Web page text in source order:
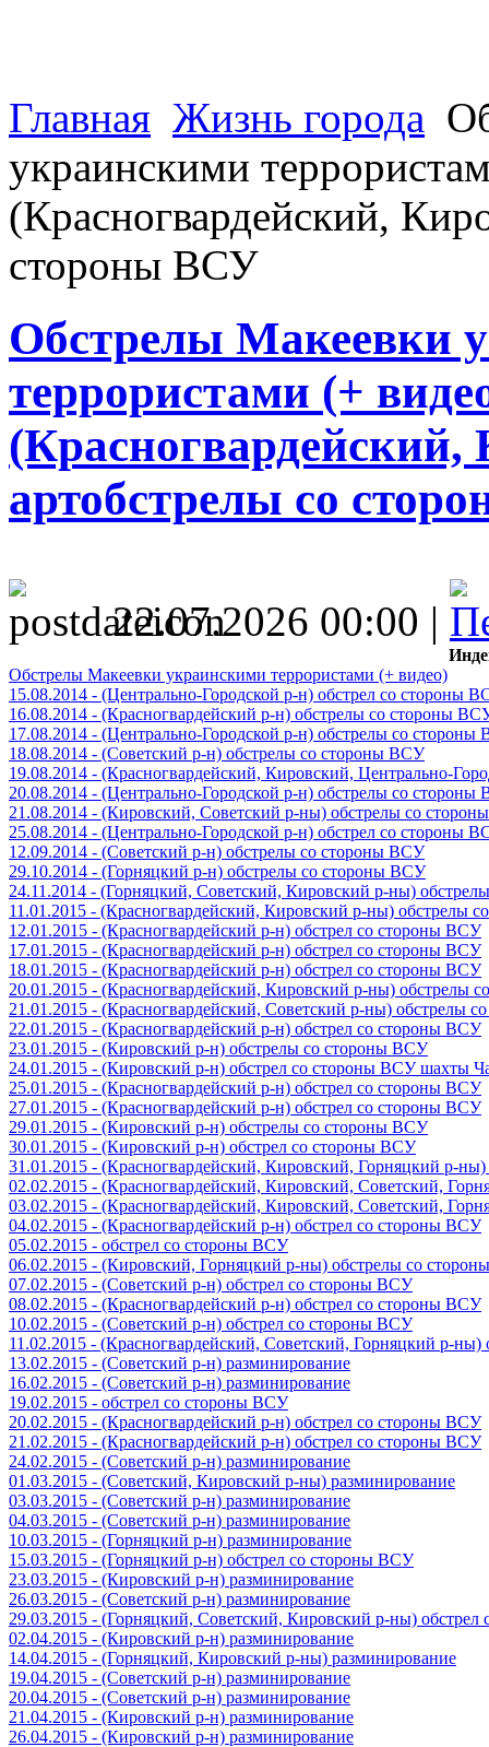
Главная Жизнь города
украинскими
(Красногвардейский,
стороны ВСУ
Обстрелы Макеевки
террористами (+
артобстрелы со
22.07.2026 00:00 |
Обстрелы Макеевки украинскими террористами (+ видео)
15.08.2014 - (Центрально-Городской р-н) обстрел со стороны
16.08.2014 - (Красногвардейский р-н) обстрелы со стороны
17.08.2014 - (Центрально-Городской р-н) обстрелы со стороны
18.08.2014 - (Советский р-н) обстрелы со стороны ВСУ
19.08.2014 - (Красногвардейский, Кировский, Центрально-
20.08.2014 - (Центрально-Городской р-н) обстрелы со стороны
21.08.2014 - (Кировский, Советский р-ны) обстрелы со
25.08.2014 - (Центрально-Городской р-н) обстрел со стороны
12.09.2014 - (Советский р-н) обстрелы со стороны ВСУ
29.10.2014 - (Горняцкий р-н) обстрелы со стороны ВСУ
24.11.2014 - (Горняцкий, Советский, Кировский р-ны)
11.01.2015 - (Красногвардейский, Кировский р-ны) обстрелы
12.01.2015 - (Красногвардейский р-н) обстрел со стороны ВСУ
17.01.2015 - (Красногвардейский р-н) обстрел со стороны ВСУ
18.01.2015 - (Красногвардейский р-н) обстрел со стороны ВСУ
20.01.2015 - (Красногвардейский, Кировский р-ны) обстрелы
21.01.2015 - (Красногвардейский, Советский р-ны) обстрелы
22.01.2015 - (Красногвардейский р-н) обстрел со стороны ВСУ
23.01.2015 - (Кировский р-н) обстрелы со стороны ВСУ
24.01.2015 - (Кировский р-н) обстрел со стороны ВСУ шахты
25.01.2015 - (Красногвардейский р-н) обстрел со стороны ВСУ
27.01.2015 - (Красногвардейский р-н) обстрел со стороны ВСУ
29.01.2015 - (Кировский р-н) обстрелы со стороны ВСУ
30.01.2015 - (Кировский р-н) обстрел со стороны ВСУ
31.01.2015 - (Красногвардейский, Кировский, Горняцкий р-
02.02.2015 - (Красногвардейский, Кировский, Советский,
03.02.2015 - (Красногвардейский, Кировский, Советский,
04.02.2015 - (Красногвардейский р-н) обстрел со стороны ВСУ
05.02.2015 - обстрел со стороны ВСУ
06.02.2015 - (Кировский, Горняцкий р-ны) обстрелы со
07.02.2015 - (Советский р-н) обстрел со стороны ВСУ
08.02.2015 - (Красногвардейский р-н) обстрел со стороны ВСУ
10.02.2015 - (Советский р-н) обстрел со стороны ВСУ
11.02.2015 - (Красногвардейский, Советский, Горняцкий р-
13.02.2015 - (Советский р-н) разминирование
16.02.2015 - (Советский р-н) разминирование
19.02.2015 - обстрел со стороны ВСУ
20.02.2015 - (Красногвардейский р-н) обстрел со стороны ВСУ
21.02.2015 - (Красногвардейский р-н) обстрел со стороны ВСУ
24.02.2015 - (Советский р-н) разминирование
01.03.2015 - (Советский, Кировский р-ны) разминирование
03.03.2015 - (Советский р-н) разминирование
04.03.2015 - (Советский р-н) разминирование
10.03.2015 - (Горняцкий р-н) разминирование
15.03.2015 - (Горняцкий р-н) обстрел со стороны ВСУ
23.03.2015 - (Кировский р-н) разминирование
26.03.2015 - (Советский р-н) разминирование
29.03.2015 - (Горняцкий, Советский, Кировский р-ны)
02.04.2015 - (Кировский р-н) разминирование
14.04.2015 - (Горняцкий, Кировский р-ны) разминирование
19.04.2015 - (Советский р-н) разминирование
20.04.2015 - (Советский р-н) разминирование
21.04.2015 - (Кировский р-н) разминирование
26.04.2015 - (Кировский р-н) разминирование